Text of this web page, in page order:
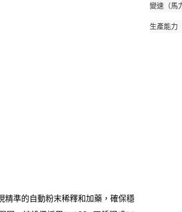
變速（馬
生產能力
準的自動粉末稀釋和加藥，確保穩